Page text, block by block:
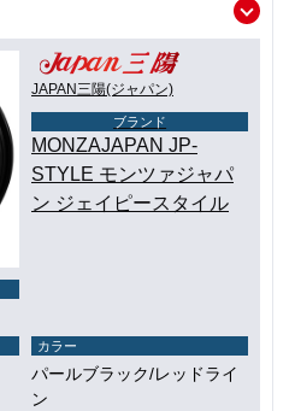
JAPAN三陽(ジャパン)
ブランド
MONZAJAPAN JP-
STYLE モンツァジャパ
ン ジェイピースタイル
カラー
パールブラック/レッドライ
ン